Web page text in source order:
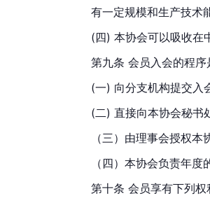
有一定规模和生产技术
(四) 本协会可以吸收在
第九条 会员入会的程序
(一) 向分支机构提交入
(二) 直接向本协会秘书
（三）由理事会授权
（四）本协会负责年度
第十条 会员享有下列权